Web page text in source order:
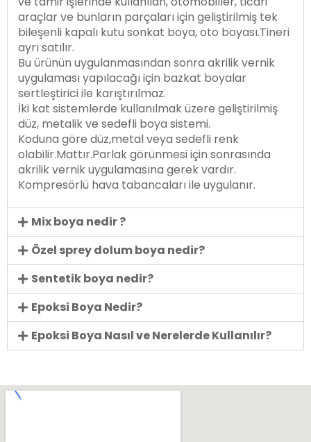
araçlar ve bunların parçaları için geliştirilmiş tek
bileşenli kapalı kutu sonkat boya, oto boyası.Tineri
ayrı satılır.
Bu ürünün uygulanmasından sonra akrilik vernik
uygulaması yapılacağı için bazkat boyalar
sertleştirici ile karıştırılmaz.
İki kat sistemlerde kullanılmak üzere geliştirilmiş
düz, metalik ve sedefli boya sistemi.
Koduna göre düz,metal veya sedefli renk
olabilir.Mattır.Parlak görünmesi için sonrasında
akrilik vernik uygulamasına gerek vardır.
Kompresörlü hava tabancaları ile uygulanır.
Mix boya nedir ?
Özel sprey dolum boya nedir?
Sentetik boya nedir?
Epoksi Boya Nedir?
Epoksi Boya Nasıl ve Nerelerde Kullanılır?